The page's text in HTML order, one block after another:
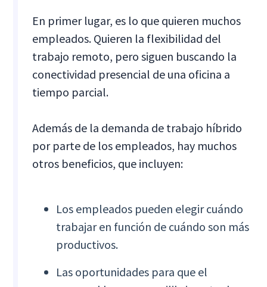
En primer lugar, es lo que quieren muchos
empleados. Quieren la flexibilidad del
trabajo remoto, pero siguen buscando la
conectividad presencial de una oficina a
tiempo parcial.
Además de la demanda de trabajo híbrido
por parte de los empleados, hay muchos
otros beneficios, que incluyen:
Los empleados pueden elegir cuándo
trabajar en función de cuándo son más
productivos.
Las oportunidades para que el